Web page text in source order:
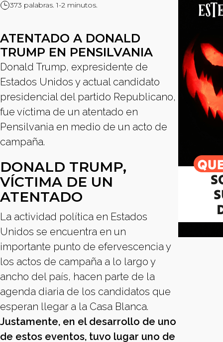
373 palabras. 1-2 minutos.
ATENTADO A DONALD
TRUMP EN PENSILVANIA
Donald Trump, expresidente de
Estados Unidos y actual candidato
presidencial del partido Republicano,
fue víctima de un atentado en
Pensilvania en medio de un acto de
campaña.
DONALD TRUMP,
VÍCTIMA DE UN
ATENTADO
La actividad política en Estados
Unidos se encuentra en un
importante punto de efervescencia y
los actos de campaña a lo largo y
ancho del país, hacen parte de la
agenda diaria de los candidatos que
esperan llegar a la Casa Blanca.
Justamente, en el desarrollo de uno
de estos eventos, tuvo lugar uno de